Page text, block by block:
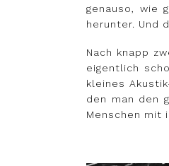
genauso, wie
herunter. Und
Nach knapp
eigentlich
kleines
den man den
Menschen mit